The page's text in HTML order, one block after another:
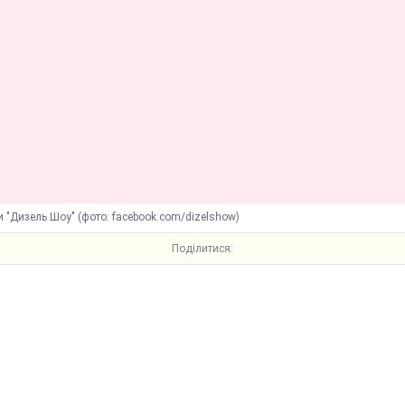
"Дизель Шоу" (фото: facebook.com/dizelshow)
Поділитися: